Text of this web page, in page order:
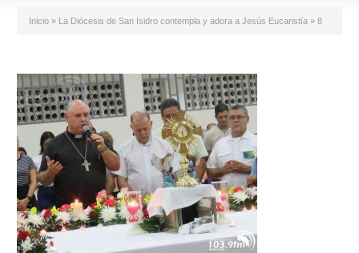
Inicio » La Diócesis de San Isidro contempla y adora a Jesús Eucaristía » 8